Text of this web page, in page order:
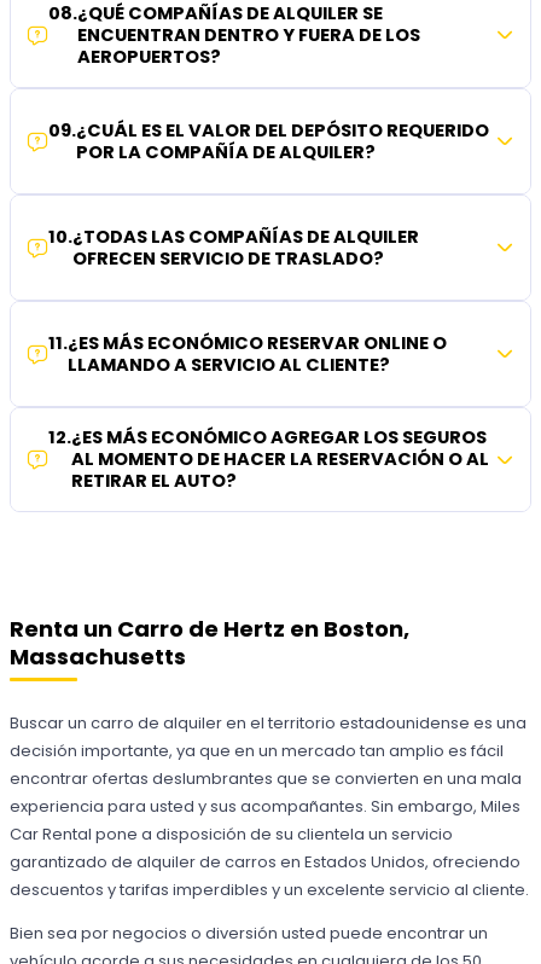
08.¿QUÉ COMPAÑÍAS DE ALQUILER SE
ENCUENTRAN DENTRO Y FUERA DE LOS
AEROPUERTOS?
09.¿CUÁL ES EL VALOR DEL DEPÓSITO REQUERIDO
POR LA COMPAÑÍA DE ALQUILER?
10.¿TODAS LAS COMPAÑÍAS DE ALQUILER
OFRECEN SERVICIO DE TRASLADO?
11.¿ES MÁS ECONÓMICO RESERVAR ONLINE O
LLAMANDO A SERVICIO AL CLIENTE?
12.¿ES MÁS ECONÓMICO AGREGAR LOS SEGUROS
AL MOMENTO DE HACER LA RESERVACIÓN O AL
RETIRAR EL AUTO?
Renta un Carro de Hertz en Boston,
Massachusetts
Buscar un carro de alquiler en el territorio estadounidense es una
decisión importante, ya que en un mercado tan amplio es fácil
encontrar ofertas deslumbrantes que se convierten en una mala
experiencia para usted y sus acompañantes. Sin embargo, Miles
Car Rental pone a disposición de su clientela un servicio
garantizado de alquiler de carros en Estados Unidos, ofreciendo
descuentos y tarifas imperdibles y un excelente servicio al cliente.
Bien sea por negocios o diversión usted puede encontrar un